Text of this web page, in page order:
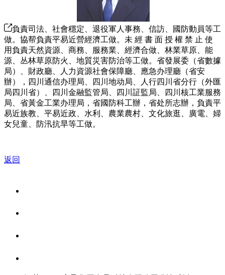
負責司法、社會穩定、退役軍人事務、信訪、國防動員等工
做。協帮負責平易近營經濟工做。未 經 書 面 授 權 禁 止 使
用負責天然資源、商務、服務業、經濟合做、林業草原、能
源、丛林草原防火、地質災害防治等工做。省發展委（省數據
局）、財政廳、人力資源社會保障廳、應急办理廳（省安
辦），四川通信办理局、四川地动局、人行四川省分行（外匯
局四川省）、四川金融監管局、四川証監局、四川核工業服務
局、省黃金工業办理局，省國防科工辦，省处所志辦，負責平
易近族教、平易近政、水利、農業農村、文化旅逛、廣電、婦
女兒童、防汛抗旱等工做。
返回